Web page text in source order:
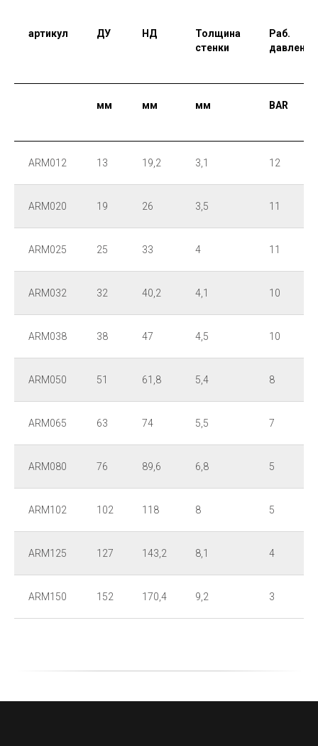
артикул ДУ НД
Толщина
стенки
Раб.
давление
мм мм мм BAR
ARM012 13 19,2 3,1 12
ARM020 19 26 3,5 11
ARM025 25 33 4 11
ARM032 32 40,2 4,1 10
ARM038 38 47 4,5 10
ARM050 51 61,8 5,4 8
ARM065 63 74 5,5 7
ARM080 76 89,6 6,8 5
ARM102 102 118 8 5
ARM125 127 143,2 8,1 4
ARM150 152 170,4 9,2 3